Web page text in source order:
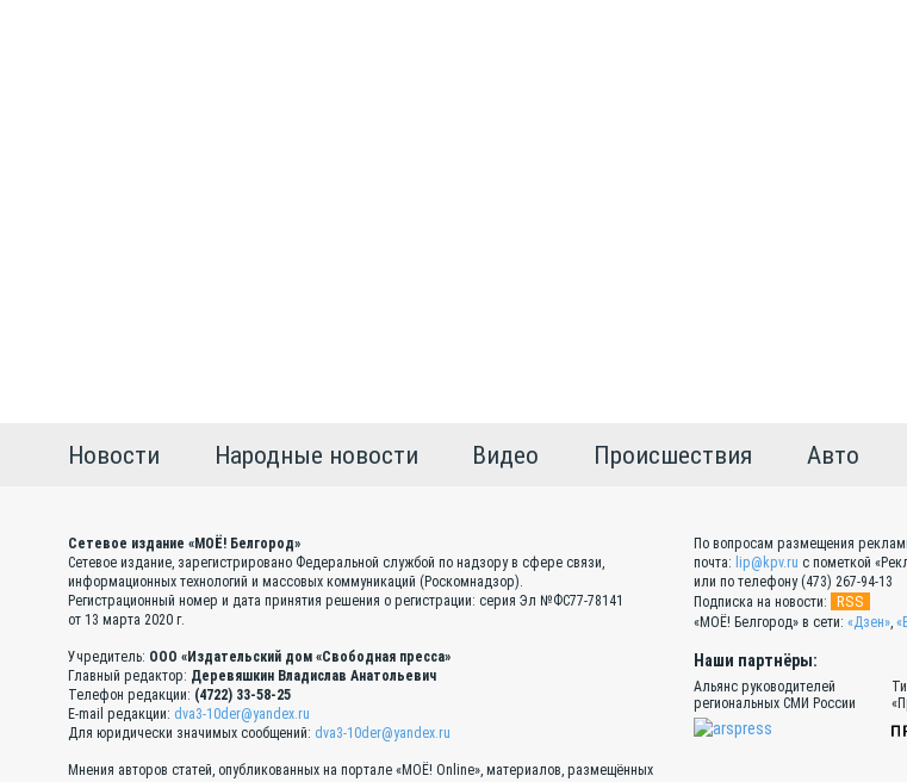
Новости Народные новости Видео Происшествия Авто
Сетевое издание «МОЁ! Белгород»
Сетевое издание, зарегистрировано Федеральной службой по надзору в сфере связи,
информационных технологий и массовых коммуникаций (Роскомнадзор).
Регистрационный номер и дата принятия решения о регистрации: серия Эл №ФС77-78141
от 13 марта 2020 г.
Учредитель: ООО «Издательский дом «Свободная пресса»
Главный редактор: Деревяшкин Владислав Анатольевич
Телефон редакции: (4722) 33-58-25
E-mail редакции: dva3-10der@yandex.ru
Для юридически значимых сообщений: dva3-10der@yandex.ru
Мнения авторов статей, опубликованных на портале «МОЁ! Online», материалов, размещённых
По вопросам размещения
почта: lip@kpv.ru с пометкой
или по телефону (473) 267-94-13
Подписка на новости:
RSS
«МОЁ! Белгород» в сети: «Дзен»,
Наши партнёры:
Альянс руководителей
региональных СМИ России